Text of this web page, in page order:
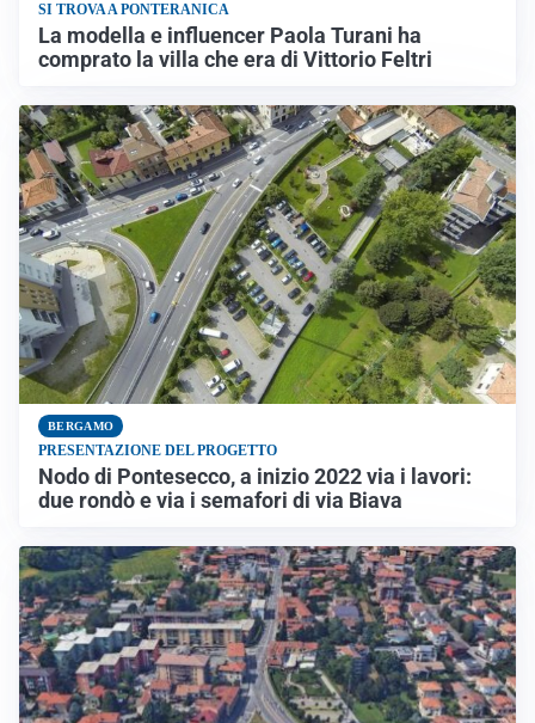
SI TROVA A PONTERANICA
La modella e influencer Paola Turani ha
comprato la villa che era di Vittorio Feltri
BERGAMO
PRESENTAZIONE DEL PROGETTO
Nodo di Pontesecco, a inizio 2022 via i lavori:
due rondò e via i semafori di via Biava